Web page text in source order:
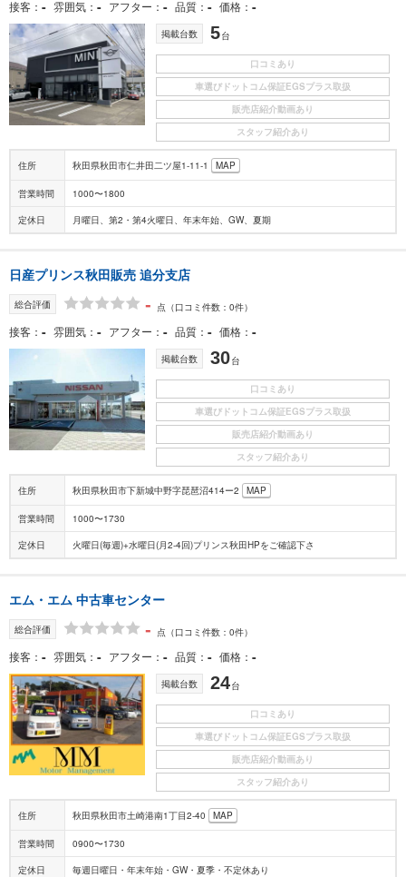
接客 - 雰囲気 - アフター - 品質 - 価格 -
掲載台数 5台
口コミあり
車選びドットコム保証EGSプラス取扱
販売店紹介動画あり
スタッフ紹介あり
住所 秋田県秋田市仁井田二ツ屋1-11-1 MAP
営業時間 1000〜1800
定休日 月曜日、第2・第4火曜日、年末年始、GW、夏期
日産プリンス秋田販売 追分支店
総合評価 - 点 （口コミ件数：0件）
接客 - 雰囲気 - アフター - 品質 - 価格 -
掲載台数 30台
口コミあり
車選びドットコム保証EGSプラス取扱
販売店紹介動画あり
スタッフ紹介あり
住所 秋田県秋田市下新城中野字琵琶沼414ー2 MAP
営業時間 1000〜1730
定休日 火曜日(毎週)+水曜日(月2-4回)プリンス秋田HPをご確認下さ
エム・エム 中古車センター
総合評価 - 点 （口コミ件数：0件）
接客 - 雰囲気 - アフター - 品質 - 価格 -
掲載台数 24台
口コミあり
車選びドットコム保証EGSプラス取扱
販売店紹介動画あり
スタッフ紹介あり
住所 秋田県秋田市土崎港南1丁目2-40 MAP
営業時間 0900〜1730
定休日 毎週日曜日・年末年始・GW・夏季・不定休あり